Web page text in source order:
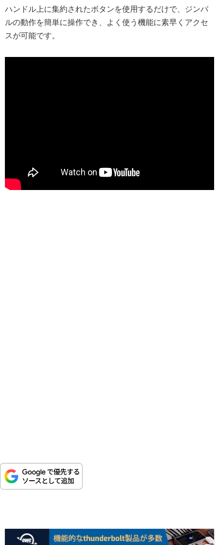
ハンドル上に集約されたボタンを使用するだけで、ジンバ
ルの動作を簡単に操作でき、よく使う機能に素早くアクセ
スが可能です。